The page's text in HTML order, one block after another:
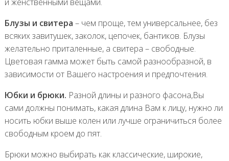
Блузы и свитера – чем проще, тем универсальнее, без
всяких завитушек, заколок, цепочек, бантиков. Блузы
желательно приталенные, а свитера – свободные.
Цветовая гамма может быть самой разнообразной, в
зависимости от Вашего настроения и предпочтения.
Юбки и брюки. Разной длины и разного фасона,Вы
сами должны понимать, какая длина Вам к лицу, нужно ли
носить юбки выше колен или лучше ограничиться более
свободным кроем до пят.
Брюки можно выбирать как классические, широкие,